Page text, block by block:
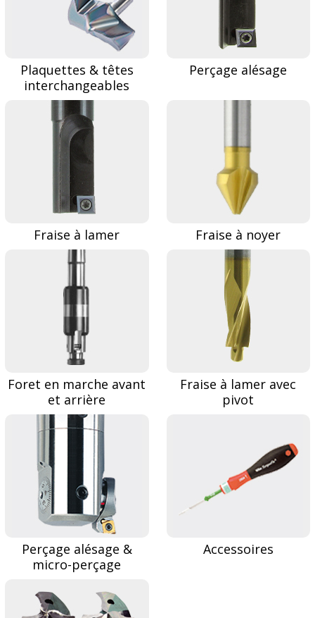
Plaquettes & têtes
interchangeables
Perçage alésage
Fraise à lamer Fraise à noyer
Foret en marche avant
et arrière
Fraise à lamer avec
pivot
Perçage alésage &
micro-perçage
Accessoires